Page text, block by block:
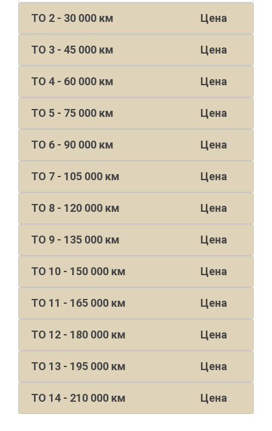
ТО 2 - 30 000 км Цена
ТО 3 - 45 000 км Цена
ТО 4 - 60 000 км Цена
ТО 5 - 75 000 км Цена
ТО 6 - 90 000 км Цена
ТО 7 - 105 000 км Цена
ТО 8 - 120 000 км Цена
ТО 9 - 135 000 км Цена
ТО 10 - 150 000 км Цена
ТО 11 - 165 000 км Цена
ТО 12 - 180 000 км Цена
ТО 13 - 195 000 км Цена
ТО 14 - 210 000 км Цена